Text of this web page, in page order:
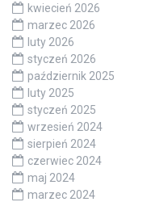
kwiecień 2026
marzec 2026
luty 2026
styczeń 2026
październik 2025
luty 2025
styczeń 2025
wrzesień 2024
sierpień 2024
czerwiec 2024
maj 2024
marzec 2024